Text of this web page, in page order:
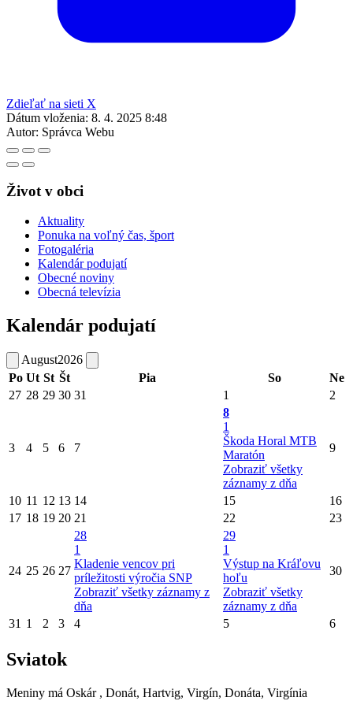
Zdieľať na sieti X
Dátum vloženia: 8. 4. 2025 8:48
Autor: Správca Webu
Život v obci
Aktuality
Ponuka na voľný čas, šport
Fotogaléria
Kalendár podujatí
Obecné noviny
Obecná televízia
Kalendár podujatí
August2026
Po Ut St Št Pia So
Ne
27 28 29 30 31 1 2
3 4 5 6 7
8
1
Škoda Horal MTB
Maratón
Zobraziť všetky
záznamy z dňa
9
10 11 12 13 14 15
16
17 18 19 20 21 22 23
24 25 26 27
28
1
Kladenie vencov pri
príležitosti výročia SNP
Zobraziť všetky záznamy z
dňa
29
1
Výstup na Kráľovu
hoľu
Zobraziť všetky
záznamy z dňa
30
31 1 2 3 4 5 6
Sviatok
Meniny má Oskár , Donát, Hartvig, Virgín, Donáta, Virgínia